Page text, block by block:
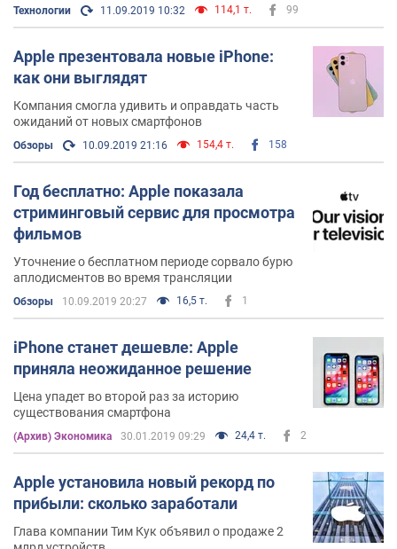
Технологии 11.09.2019 10:32 114,1 т. 99
Apple презентовала новые iPhone:
как они выглядят
Компания смогла удивить и оправдать часть
ожиданий от новых смартфонов
Обзоры 10.09.2019 21:16 154,4 т. 158
Год бесплатно: Apple показала
стриминговый сервис для просмотра
фильмов
Уточнение о бесплатном периоде сорвало бурю
аплодисментов во время трансляции
Обзоры 10.09.2019 20:27 16,5 т. 1
iPhone станет дешевле: Apple
приняла неожиданное решение
Цена упадет во второй раз за историю
существования смартфона
(Архив) Экономика 30.01.2019 09:29 24,4 т. 2
Apple установила новый рекорд по
прибыли: сколько заработали
Глава компании Тим Кук объявил о продаже 2